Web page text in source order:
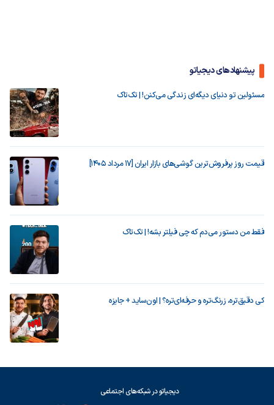
پیشنهادهای دیجیاتو
مسئولین تو دنیای دیگه‌ای زندگی می‌کنن! | تک‌تاک
قیمت روز پرفروش‌ترین گوشی‌های بازار ایران [17 مرداد 1405]
فقط من دستور می‌دم که چی فیلتر بشه! | تک‌تاک
کی دقیق‌تره، زرنگ‌تره و حرفه‌ای‌تره؟ | اون‌ساید + جایزه
دیجیاتو در شبکه‌های اجتماعی